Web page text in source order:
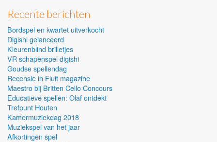
Recente berichten
Bordspel en kwartet uitverkocht
Digishi gelanceerd
Kleurenblind brilletjes
VR schapenspel digishi
Goudse spellendag
Recensie in Fluit magazine
Maestro bij Britten Cello Concours
Educatieve spellen: Olaf ontdekt
Trefpunt Houten
Kamermuziekdag 2018
Muziekspel van het jaar
Afkortingen spel